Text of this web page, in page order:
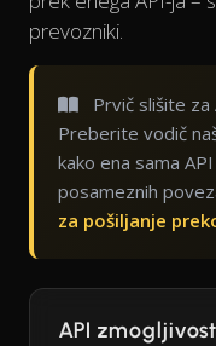
prevozniki.
Prvič slišite
Preberite vodič
kako ena sama
posameznih
za pošiljanje
API